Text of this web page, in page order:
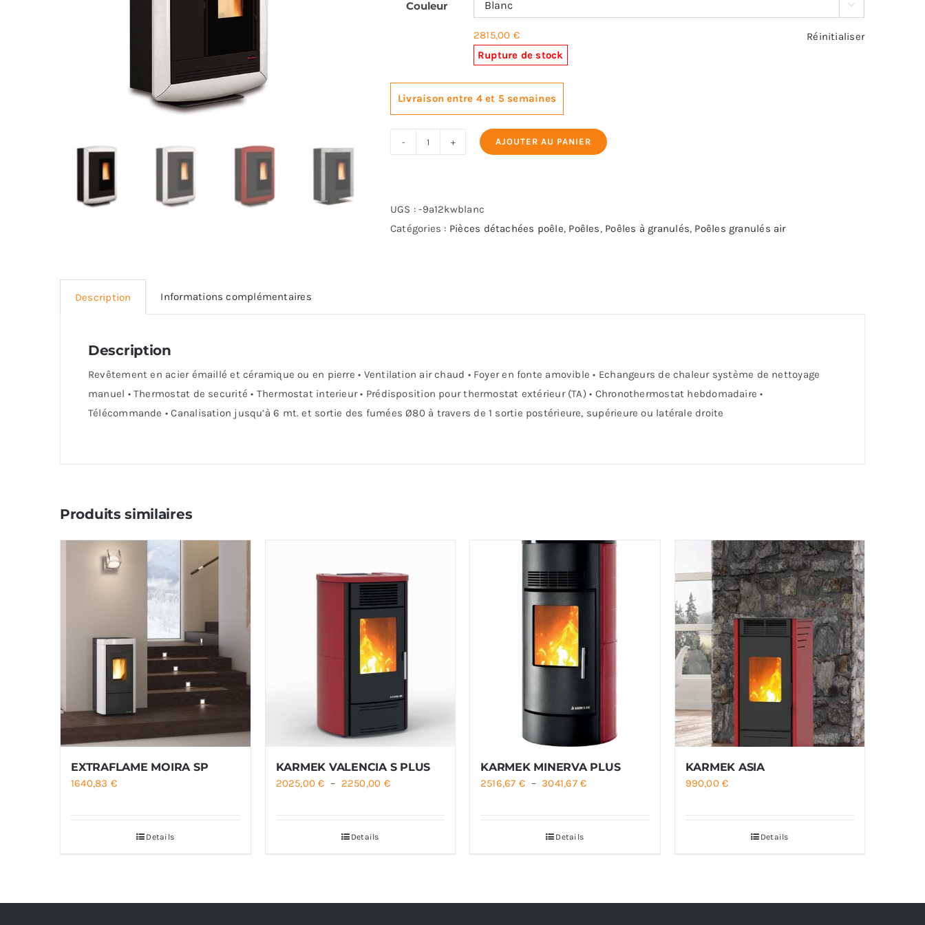
2938,33 €
Couleur 
2815,00 €
Rupture de stock
Réinitialiser
Livraison entre 4 et 5 semaines
SOUVENIR
LUX
AJOUTER AU PANIER
UGS :-9a12kwblanc
Catégories : Pièces détachées poêle, Poêles, Poêles à granulés, Poêles granulés air
Description Informations complémentaires
Description
Revêtement en acier émaillé et céramique ou en pierre • Ventilation air chaud • Foyer en fonte amovible • Echangeurs de chaleur système de nettoyage
manuel • Thermostat de securité • Thermostat interieur • Prédisposition pour thermostat extérieur (TA) • Chronothermostat hebdomadaire •
Télécommande • Canalisation jusqu’à 6 mt. et sortie des fumées Ø80 à travers de 1 sortie postérieure, supérieure ou latérale droite
Produits similaires
EXTRAFLAME MOIRA SP
1640,83 €
Details
KARMEK VALENCIA S PLUS
2025,00€ – 2250,00 €Plage
Details
KARMEK MINERVA PLUS
2516,67 € – 3041,67€Plage
Details
KARMEK ASIA
990,00€
Details